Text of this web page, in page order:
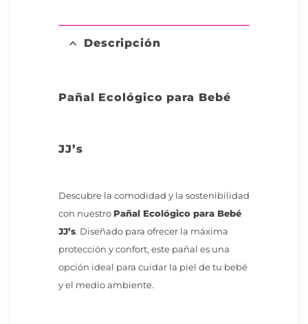
Descripción
Pañal Ecológico para Bebé
JJ’s
Descubre la comodidad y la sostenibilidad
con nuestro Pañal Ecológico para Bebé
JJ’s. Diseñado para ofrecer la máxima
protección y confort, este pañal es una
opción ideal para cuidar la piel de tu bebé
y el medio ambiente.